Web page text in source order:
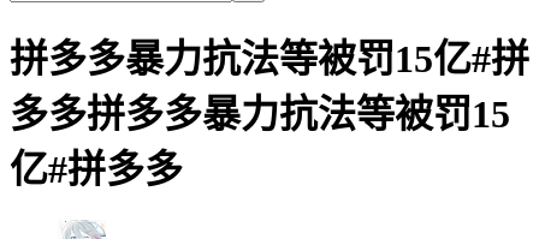
拼多多暴力抗法等被罚15亿#拼
多多拼多多暴力抗法等被罚15
亿#拼多多